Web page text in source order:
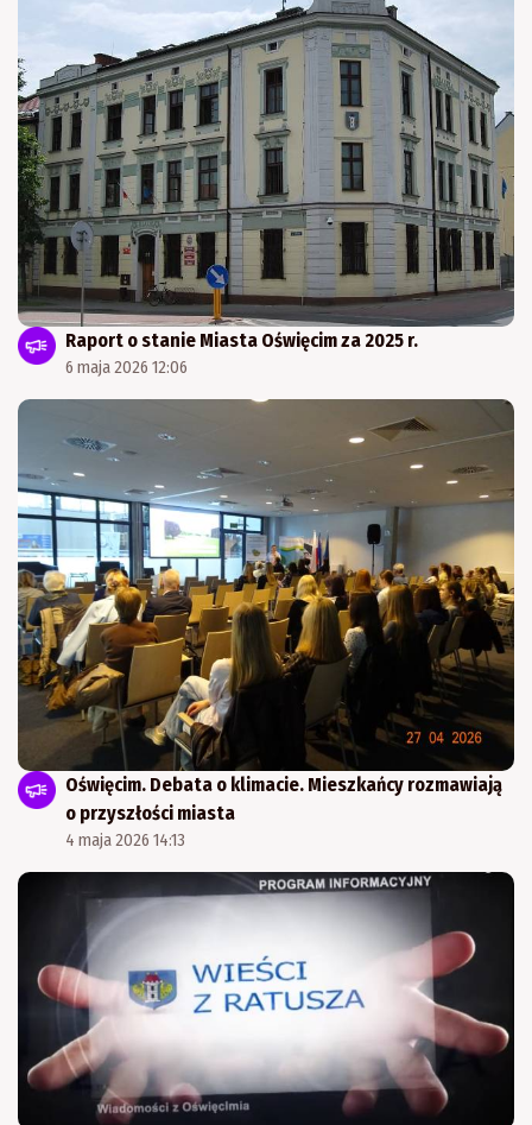
Raport o stanie Miasta Oświęcim za 2025 r.
6 maja 2026 12:06
Oświęcim. Debata o klimacie. Mieszkańcy rozmawiają
o przyszłości miasta
4 maja 2026 14:13